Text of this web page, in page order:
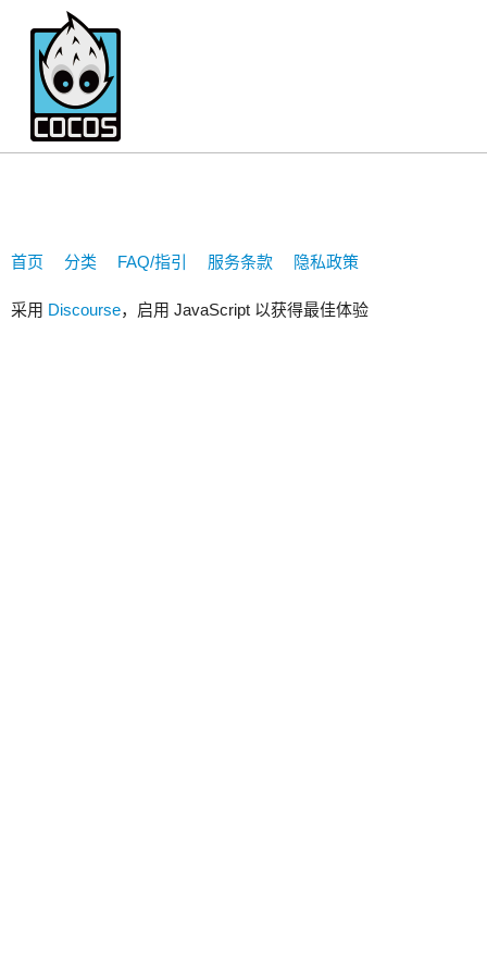
1371049914
首页 分类 FAQ/指引 服务条款 隐私政策
采用 Discourse，启用 JavaScript 以获得最佳体验